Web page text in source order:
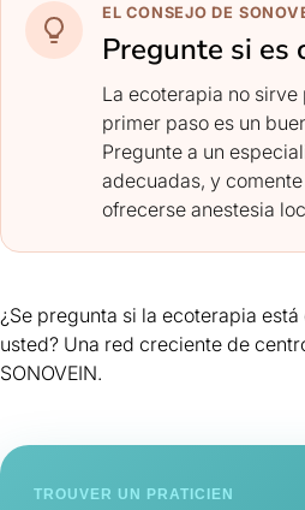
EL CONSEJO DE
Pregunte si es
La ecoterapia no sirve
primer paso es un
Pregunte a un
adecuadas, y
ofrecerse anestesia
¿Se pregunta si la ecoterapia
usted? Una red creciente de
SONOVEIN.
TROUVER UN PRATICIEN